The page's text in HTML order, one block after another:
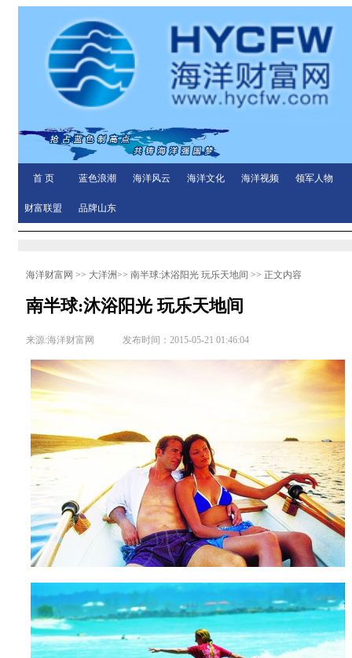
首 页 蓝色浪潮 海洋风云 海洋文化 海洋视频 领军人物
财富联盟 品牌山东
海洋财富网 >> 大洋洲>> 南半球:沐浴阳光 玩乐天地间 >> 正文内容
南半球:沐浴阳光 玩乐天地间
来源:海洋财富网 发布时间：2015-05-21 01:46:04